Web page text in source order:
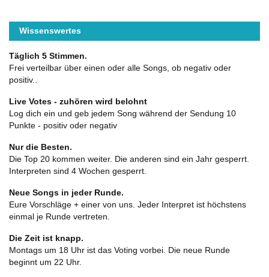
Wissenswertes
Täglich 5 Stimmen.
Frei verteilbar über einen oder alle Songs, ob negativ oder
positiv..
Live Votes - zuhören wird belohnt
Log dich ein und geb jedem Song während der Sendung 10
Punkte - positiv oder negativ
Nur die Besten.
Die Top 20 kommen weiter. Die anderen sind ein Jahr gesperrt.
Interpreten sind 4 Wochen gesperrt.
Neue Songs in jeder Runde.
Eure Vorschläge + einer von uns. Jeder Interpret ist höchstens
einmal je Runde vertreten.
Die Zeit ist knapp.
Montags um 18 Uhr ist das Voting vorbei. Die neue Runde
beginnt um 22 Uhr.